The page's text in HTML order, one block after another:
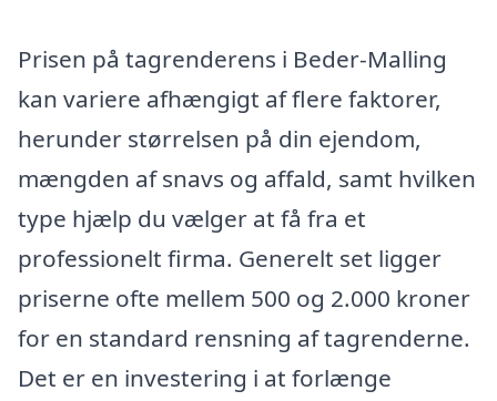
Prisen på tagrenderens i Beder-Malling
kan variere afhængigt af flere faktorer,
herunder størrelsen på din ejendom,
mængden af snavs og affald, samt hvilken
type hjælp du vælger at få fra et
professionelt firma. Generelt set ligger
priserne ofte mellem 500 og 2.000 kroner
for en standard rensning af tagrenderne.
Det er en investering i at forlænge